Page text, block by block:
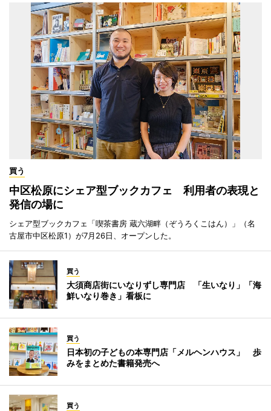
買う
中区松原にシェア型ブックカフェ 利用者の表現と
発信の場に
シェア型ブックカフェ「喫茶書房 蔵六湖畔（ぞうろくこはん）」（名
古屋市中区松原1）が7月26日、オープンした。
買う
大須商店街にいなりずし専門店 「生いなり」「海
鮮いなり巻き」看板に
買う
日本初の子どもの本専門店「メルヘンハウス」 歩
みをまとめた書籍発売へ
買う